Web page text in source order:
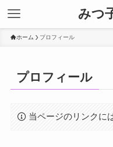
みつ
ホーム プロフィール
プロフィール
当ページのリンクに